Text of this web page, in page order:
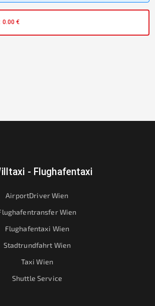
0.00 €
- Flughafentaxi
AirportDriver Wien
Wien
Flughafentaxi Wien
Stadtrundfahrt Wien
Taxi Wien
Shuttle Service